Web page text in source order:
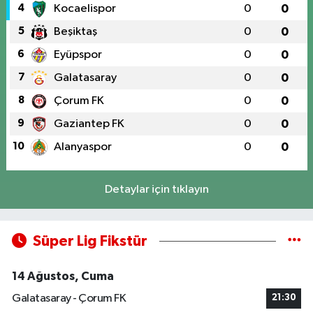
4 Kocaelispor 0 0
5 Beşiktaş 0 0
6 Eyüpspor 0 0
7 Galatasaray 0 0
8 Çorum FK 0 0
9 Gaziantep FK 0 0
10 Alanyaspor 0 0
Detaylar için tıklayın
Süper Lig Fikstür
14 Ağustos, Cuma
Galatasaray - Çorum FK
21:30